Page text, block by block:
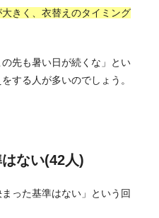
きく、衣替えのタイミング
先も暑い日が続くな」とい
する人が多いのでしょう。
ない(42人)
った基準はない」という回